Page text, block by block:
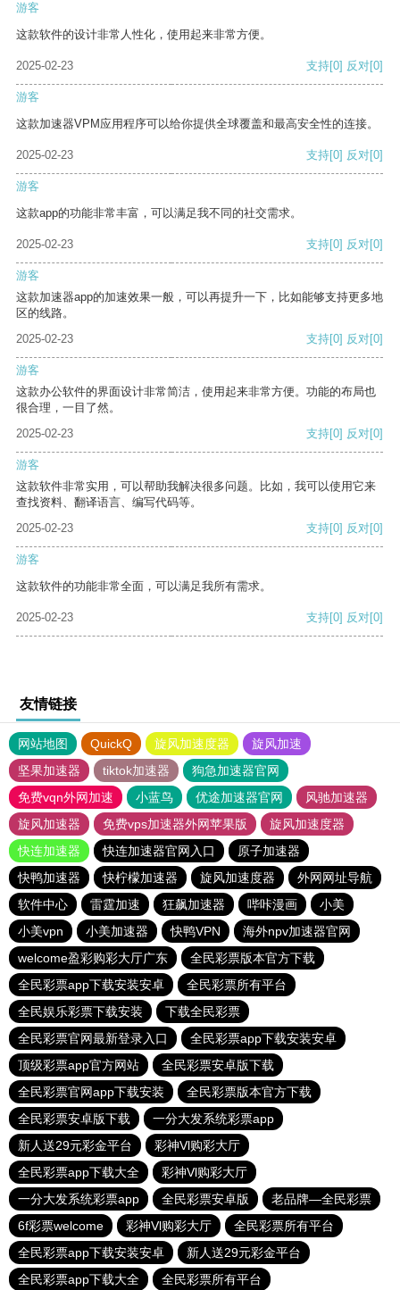
游客
这款软件的设计非常人性化，使用起来非常方便。
2025-02-23 支持[0] 反对[0]
游客
这款加速器VPM应用程序可以给你提供全球覆盖和最高安全性的连接。
2025-02-23 支持[0] 反对[0]
游客
这款app的功能非常丰富，可以满足我不同的社交需求。
2025-02-23 支持[0] 反对[0]
游客
这款加速器app的加速效果一般，可以再提升一下，比如能够支持更多地
区的线路。
2025-02-23
支持[0] 反对[0]
游客
这款办公软件的界面设计非常简洁，使用起来非常方便。功能的布局也
很合理，一目了然。
2025-02-23
支持[0] 反对[0]
游客
这款软件非常实用，可以帮助我解决很多问题。比如，我可以使用它来
查找资料、翻译语言、编写代码等。
2025-02-23
支持[0] 反对[0]
游客
这款软件的功能非常全面，可以满足我所有需求。
2025-02-23 支持[0] 反对[0]
友情链接
网站地图 QuickQ 旋风加速度器
旋风加速
坚果加速器
tiktok加速器
狗急加速器官网
免费vqn外网加速
小蓝鸟 优途加速器官网
风驰加速器
旋风加速器
免费vps加速器外网苹果版
旋风加速度器
快连加速器
快连加速器官网入口
原子加速器
快鸭加速器
快柠檬加速器 旋风加速度器
外网网址导航
软件中心
雷霆加速 狂飙加速器 哔咔漫画
小美
小美vpn
小美加速器 快鸭VPN
海外npv加速器官网
welcome盈彩购彩大厅广东
全民彩票版本官方下载
全民彩票app下载安装安卓
全民彩票所有平台
全民娱乐彩票下载安装
下载全民彩票
全民彩票官网最新登录入口
全民彩票app下载安装安卓
顶级彩票app官方网站
全民彩票安卓版下载
全民彩票官网app下载安装
全民彩票版本官方下载
全民彩票安卓版下载
一分大发系统彩票app
新人送29元彩金平台
彩神Vl购彩大厅
全民彩票app下载大全
彩神Vl购彩大厅
一分大发系统彩票app
全民彩票安卓版
老品牌—全民彩票
6f彩票welcome
彩神Vl购彩大厅
全民彩票所有平台
全民彩票app下载安装安卓
新人送29元彩金平台
全民彩票app下载大全
全民彩票所有平台